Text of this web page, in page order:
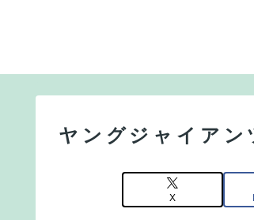
ヤングジャイアン
X